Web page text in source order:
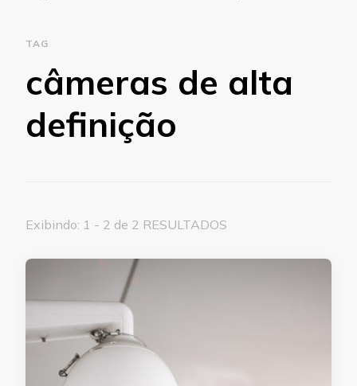
TAG
câmeras de alta
definição
Exibindo: 1 - 2 de 2 RESULTADOS